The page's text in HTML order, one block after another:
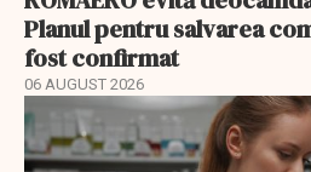
Planul pentru salvarea
fost confirmat
06 AUGUST 2026